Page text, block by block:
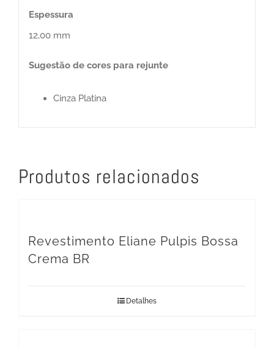
Espessura
12,00 mm
Sugestão de cores para rejunte
Cinza Platina
Produtos relacionados
Revestimento Eliane Pulpis Bossa
Crema BR
Detalhes